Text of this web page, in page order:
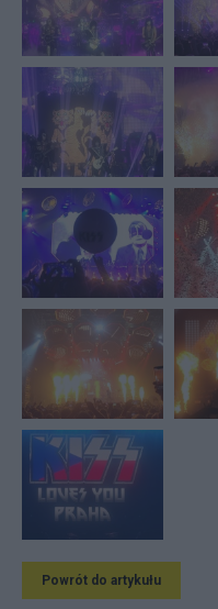
Powrót do artykułu